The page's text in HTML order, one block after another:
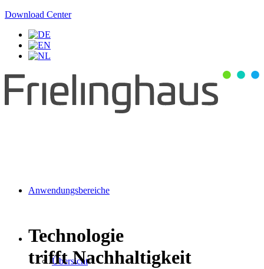
Download Center
Anwendungsbereiche
Übersicht
Technologie
trifft Nachhaltigkeit